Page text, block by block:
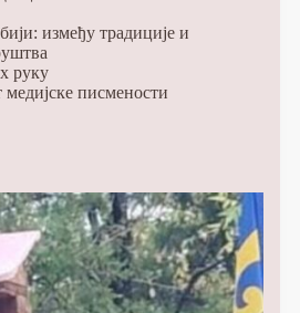
између традиције и
руку
медијске писмености